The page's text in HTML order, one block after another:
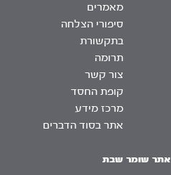
מאמרים
סיפורי הצלחה
בתקשורת
תרומה
צור קשר
קופת החסד
מרכז מידע
אתר בסוד הדברים
אתר שומר שבת